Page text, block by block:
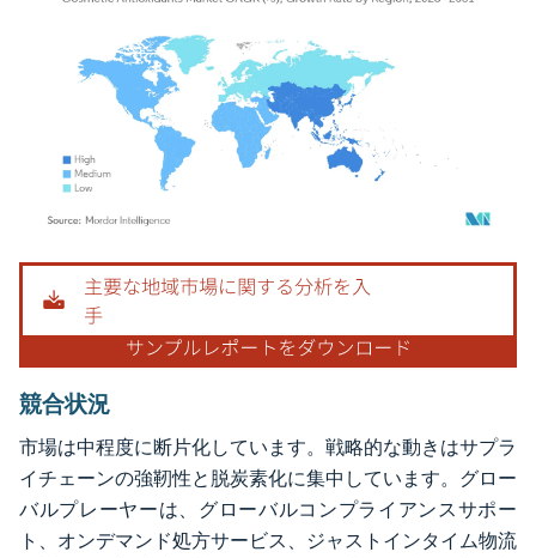
画像 © Mordor Intelligence。再利用にはCC BY 4.0の表示が必要です。
競合状況
市場は中程度に断片化しています。戦略的な動きはサプラ
イチェーンの強靭性と脱炭素化に集中しています。グロー
バルプレーヤーは、グローバルコンプライアンスサポー
ト、オンデマンド処方サービス、ジャストインタイム物流